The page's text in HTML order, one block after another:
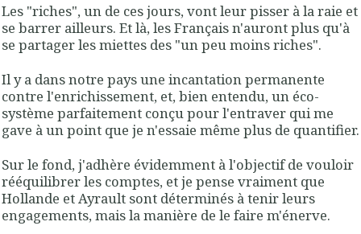
Les "riches", un de ces jours, vont leur pisser à la raie et
se barrer ailleurs. Et là, les Français n'auront plus qu'à
se partager les miettes des "un peu moins riches".
Il y a dans notre pays une incantation permanente
contre l'enrichissement, et, bien entendu, un éco-
système parfaitement conçu pour l'entraver qui me
gave à un point que je n'essaie même plus de quantifier.
Sur le fond, j'adhère évidemment à l'objectif de vouloir
rééquilibrer les comptes, et je pense vraiment que
Hollande et Ayrault sont déterminés à tenir leurs
engagements, mais la manière de le faire m'énerve.